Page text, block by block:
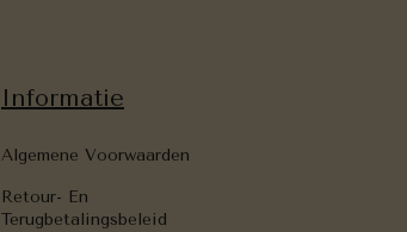
Informatie
Algemene Voorwaarden
Retour- En
Terugbetalingsbeleid